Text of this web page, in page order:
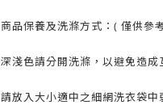
商品保養及洗滌方式：( 僅供參
深淺色請分開洗滌，以避免造成
請放入大小適中之細網洗衣袋中